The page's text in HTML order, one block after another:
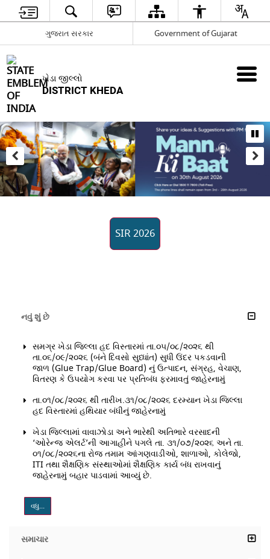
ગુજરાત સરકાર Government of Gujarat
ખેડા જીલ્લો
DISTRICT KHEDA
SIR 2026
નવું શું છે
સમગ્ર ખેડા જિલ્લા હદ વિસ્તારમાં તા.૦૫/૦૮/૨૦૨૬ થી
તા.૦૬/૦૯/૨૦૨૬ (બંને દિવસો સુધ્ધાંત) સુધી ઉંદર પકડવાની
જાળ (Glue Trap/Glue Board) નું ઉત્પાદન, સંગ્રહ, વેચાણ,
વિતરણ કે ઉપયોગ કરવા પર પ્રતિબંધ ફરમાવતું જાહેરનામું
તા.૦૧/૦૮/૨૦૨૬ થી તારીખ.૩૧/૦૮/૨૦૨૬ દરમ્યાન ખેડા જિલ્લા
હદ વિસ્તારમાં હથિયાર બંધીનું જાહેરનામું
ખેડા જિલ્લામાં વાવાઝોડા અને ભારેથી અતિભારે વરસાદની
‘ઓરેન્જ એલર્ટ’ની આગાહીને પગલે તા. ૩૧/૦૭/૨૦૨૬ અને તા.
૦૧/૦૮/૨૦૨૬ના રોજ તમામ આંગણવાડીઓ, શાળાઓ, કોલેજો,
ITI તથા શૈક્ષણિક સંસ્થાઓમાં શૈક્ષણિક કાર્ય બંધ રાખવાનું
જાહેરનામું બહાર પાડવામાં આવ્યું છે.
વધુ...
સમાચાર